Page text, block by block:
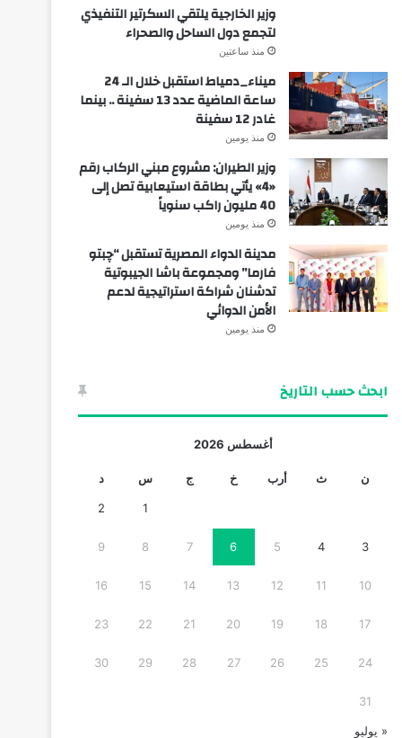
وزير الخارجية يلتقي السكرتير التنفيذي
لتجمع دول الساحل والصحراء
منذ ساعتين
ميناء_دمياط استقبل خلال الـ 24
ساعة الماضية عدد 13 سفينة .. بينما
غادر 12 سفينة
منذ يومين
وزير الطيران: مشروع مبني الركاب رقم
«4» يأتي بطاقة استيعابية تصل إلى
40 مليون راكب سنوياً
منذ يومين
مدينة الدواء المصرية تستقبل “چبتو
فارما” ومجموعة باشا الجيبوتية
تدشنان شراكة استراتيجية لدعم
الأمن الدوائي
منذ يومين
ابحث حسب التاريخ
أغسطس 2026
ن ث أرب خ ج س د
1
2
3
4
5
6
7
8
9
10
11
12
13
14
15
16
17
18
19
20
21
22
23
24
25
26
27
28
29
30
31
« يوليو